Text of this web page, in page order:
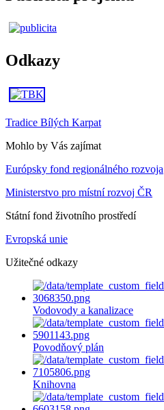
Odkazy
Tradice Bílých Karpat
Mohlo by Vás zajímat
Európsky fond regionálného rozvoja
Ministerstvo pro místní rozvoj ČR
Státní fond životního prostředí
Evropská unie
Užitečné odkazy
Vodovody a kanalizace
Povodňový plán
Knihovna